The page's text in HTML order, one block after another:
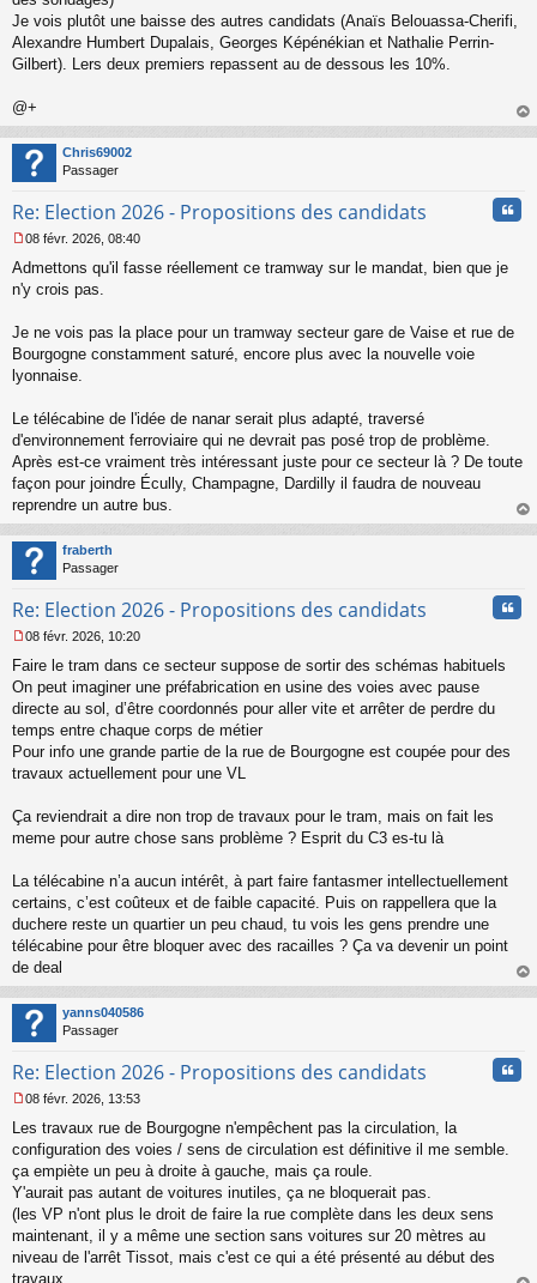
n
o
n
l
Je vois plutôt une baisse des autres candidats (Anaïs Belouassa-Cherifi,
Alexandre Humbert Dupalais, Georges Képénékian et Nathalie Perrin-
Gilbert). Lers deux premiers repassent au de dessous les 10%.
@+
au
Chris69002
Passager
Re: Election 2026 - Propositions des candidats
e
s
g
e
n
n
u
08 févr. 2026, 08:40
Admettons qu'il fasse réellement ce tramway sur le mandat, bien que je
n'y crois pas.
Je ne vois pas la place pour un tramway secteur gare de Vaise et rue de
Bourgogne constamment saturé, encore plus avec la nouvelle voie
lyonnaise.
Le télécabine de l'idée de nanar serait plus adapté, traversé
d'environnement ferroviaire qui ne devrait pas posé trop de problème.
Après est-ce vraiment très intéressant juste pour ce secteur là ? De toute
façon pour joindre Écully, Champagne, Dardilly il faudra de nouveau
reprendre un autre bus.
au
fraberth
Passager
Re: Election 2026 - Propositions des candidats
e
s
s
g
e
n
n
u
08 févr. 2026, 10:20
Faire le tram dans ce secteur suppose de sortir des schémas habituels
On peut imaginer une préfabrication en usine des voies avec pause
directe au sol, d’être coordonnés pour aller vite et arrêter de perdre du
temps entre chaque corps de métier
Pour info une grande partie de la rue de Bourgogne est coupée pour des
travaux actuellement pour une VL
Ça reviendrait a dire non trop de travaux pour le tram, mais on fait les
meme pour autre chose sans problème ? Esprit du C3 es-tu là
La télécabine n’a aucun intérêt, à part faire fantasmer intellectuellement
certains, c’est coûteux et de faible capacité. Puis on rappellera que la
duchere reste un quartier un peu chaud, tu vois les gens prendre une
télécabine pour être bloquer avec des racailles ? Ça va devenir un point
de deal
au
yanns040586
Passager
Re: Election 2026 - Propositions des candidats
e
s
s
g
e
n
o
n
08 févr. 2026, 13:53
Les travaux rue de Bourgogne n'empêchent pas la circulation, la
configuration des voies / sens de circulation est définitive il me semble.
ça empiète un peu à droite à gauche, mais ça roule.
Y'aurait pas autant de voitures inutiles, ça ne bloquerait pas.
(les VP n'ont plus le droit de faire la rue complète dans les deux sens
maintenant, il y a même une section sans voitures sur 20 mètres au
niveau de l'arrêt Tissot, mais c'est ce qui a été présenté au début des
travaux.